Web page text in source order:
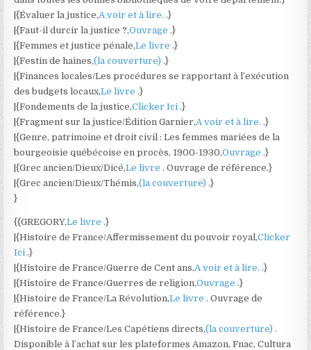
|{Évaluer la justice,A voir et à lire. .}
|{Faut-il durcir la justice ?,Ouvrage .}
|{Femmes et justice pénale,Le livre .}
|{Festin de haines,(la couverture) .}
|{Finances locales/Les procédures se rapportant à l’exécution
des budgets locaux,Le livre .}
|{Fondements de la justice,Clicker Ici .}
|{Fragment sur la justice/Édition Garnier,A voir et à lire. .}
|{Genre, patrimoine et droit civil : Les femmes mariées de la
bourgeoisie québécoise en procès, 1900-1930,Ouvrage .}
|{Grec ancien/Dieux/Dicé,Le livre . Ouvrage de référence.}
|{Grec ancien/Dieux/Thémis,(la couverture) .}
}
{{GREGORY,Le livre .}
|{Histoire de France/Affermissement du pouvoir royal,Clicker
Ici .}
|{Histoire de France/Guerre de Cent ans,A voir et à lire. .}
|{Histoire de France/Guerres de religion,Ouvrage .}
|{Histoire de France/La Révolution,Le livre . Ouvrage de
référence.}
|{Histoire de France/Les Capétiens directs,(la couverture) .
Disponible à l’achat sur les plateformes Amazon, Fnac, Cultura